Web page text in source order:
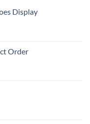
Display
Order